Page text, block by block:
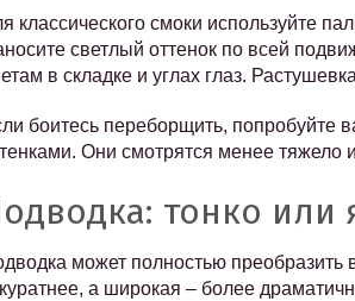
классического смоки используйте
светлый оттенок по всей
в складке и углах глаз.
боитесь переборщить, попробуйте
Они смотрятся менее тяжело
тонко или
может полностью преобразить
а широкая – более